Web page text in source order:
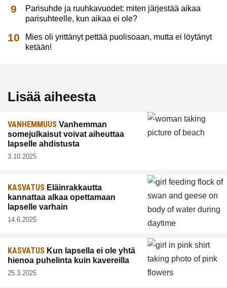
Parisuhde ja ruuhkavuodet: miten järjestää aikaa
parisuhteelle, kun aikaa ei ole?
Mies oli yrittänyt pettää puolisoaan, mutta ei löytänyt
ketään!
Lisää aiheesta
VANHEMMUUS Vanhemman
somejulkaisut voivat aiheuttaa
lapselle ahdistusta
3.10.2025
KASVATUS Eläinrakkautta
kannattaa alkaa opettamaan
lapselle varhain
14.6.2025
KASVATUS Kun lapsella ei ole yhtä
hienoa puhelinta kuin kavereilla
25.3.2025